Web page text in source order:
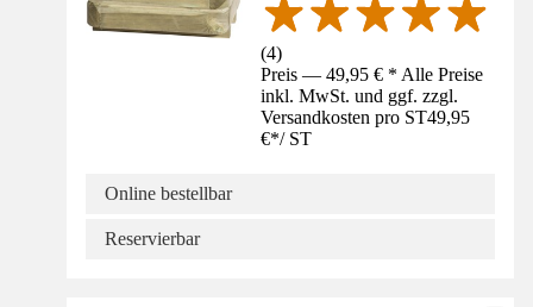
(4)
Preis — 49,95 € * Alle Preise
inkl. MwSt. und ggf. zzgl.
Versandkosten pro ST49,95
€*/ ST
Online bestellbar
Reservierbar